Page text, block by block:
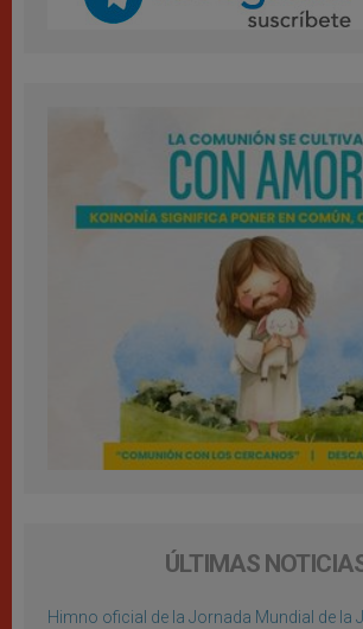
ÚLTIMAS
Himno oficial de la Jornada Mundial de la